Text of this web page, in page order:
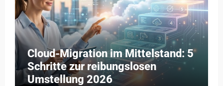
Cloud-Migration im Mittelstand: 5
Schritte zur reibungslosen
Umstellung 2026